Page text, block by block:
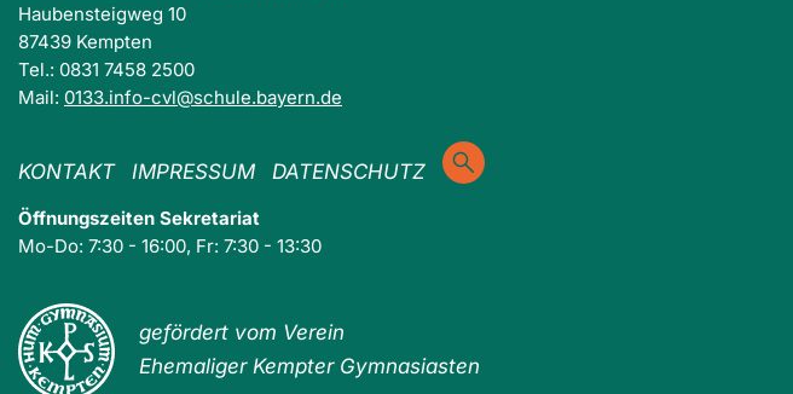
Haubensteigweg 10
87439 Kempten
Tel.: 0831 7458 2500
Mail: 0133.info-cvl@schule.bayern.de
KONTAKT IMPRESSUM DATENSCHUTZ
Öffnungszeiten Sekretariat
Mo-Do: 7:30 - 16:00, Fr: 7:30 - 13:30
gefördert vom Verein
Ehemaliger Kempter Gymnasiasten